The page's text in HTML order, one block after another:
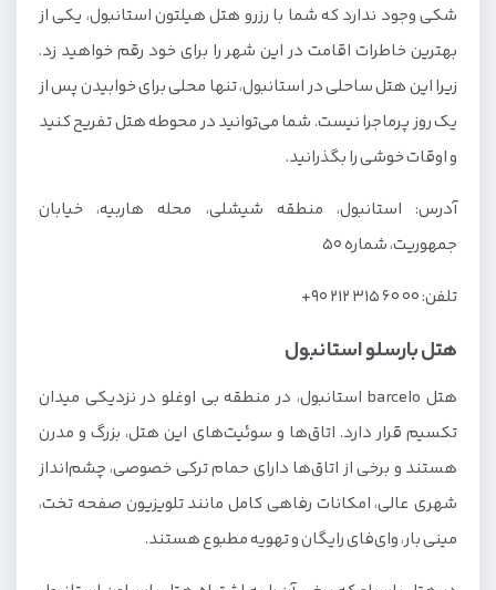
شکی وجود ندارد که شما با رزرو هتل هیلتون استانبول، یکی از
بهترین خاطرات اقامت در این شهر را برای خود رقم خواهید زد.
زیرا این هتل ساحلی در استانبول، تنها محلی برای خوابیدن پس از
یک روز پرماجرا نیست. شما می‌توانید در محوطه هتل تفریح کنید
و اوقات خوشی را بگذرانید.
آدرس: استانبول، منطقه شیشلی، محله هاربیه، خیابان
جمهوریت، شماره 50
تلفن: 00 60 315 212 90+
هتل بارسلو استانبول
هتل barcelo استانبول، در منطقه بی اوغلو در نزدیکی میدان
تکسیم قرار دارد. اتاق‌ها و سوئیت‌های این هتل، بزرگ و مدرن
هستند و برخی از اتاق‌ها دارای حمام ترکی خصوصی، چشم‌انداز
شهری عالی، امکانات رفاهی کامل مانند تلویزیون صفحه تخت،
مینی بار، وای‌فای رایگان و تهویه مطبوع هستند.